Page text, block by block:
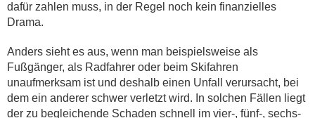
dafür zahlen muss, in der Regel noch kein finanzielles
Drama.
Anders sieht es aus, wenn man beispielsweise als
Fußgänger, als Radfahrer oder beim Skifahren
unaufmerksam ist und deshalb einen Unfall verursacht, bei
dem ein anderer schwer verletzt wird. In solchen Fällen liegt
der zu begleichende Schaden schnell im vier-, fünf-, sechs-